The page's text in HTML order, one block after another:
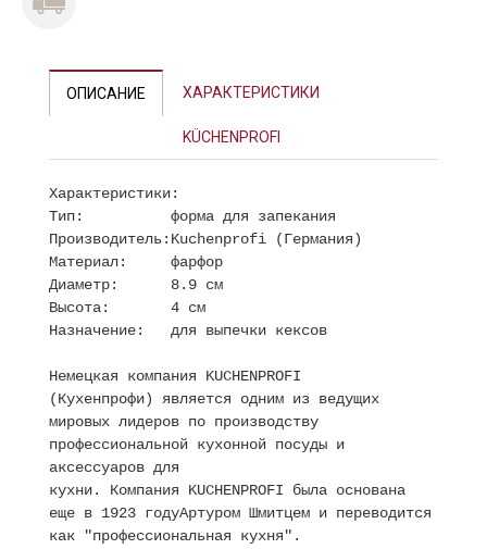
ОПИСАНИЕ ХАРАКТЕРИСТИКИ
KÜCHENPROFI
Характеристики:
Тип:
форма для запекания
Производитель: Kuchenprofi (Германия)
Материал:
фарфор
Диаметр:
8.9 см
Высота:
4 см
Назначение:
для выпечки кексов
Немецкая компания KUCHENPROFI
(Кухенпрофи) является одним из ведущих
мировых лидеров по производству
профессиональной кухонной посуды и
аксессуаров для
кухни. Компания KUCHENPROFI была основана
еще в 1923 годуАртуром Шмитцем и переводится
как "профессиональная кухня".